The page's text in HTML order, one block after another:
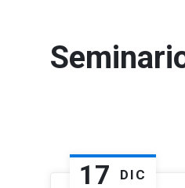
17 DIC